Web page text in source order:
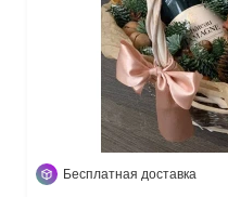
Бесплатная доставка